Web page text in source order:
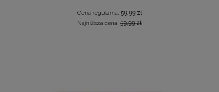
Cena regularna:59,99 zł
Najniższa cena: 59,99 zł